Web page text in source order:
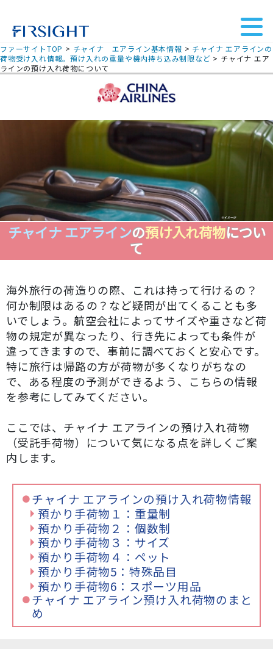
ファーサイトTOP > チャイナ エアライン基本情報 > チャイナ エアラインの
荷物受け入れ情報。預け入れの重量や機内持ち込み制限など > チャイナ エア
ラインの預け入れ荷物について
チャイナ エアラインの預け入れ荷物につい
て
海外旅行の荷造りの際、これは持って行けるの？
何か制限はあるの？など疑問が出てくることも多
いでしょう。航空会社によってサイズや重さなど荷
物の規定が異なったり、行き先によっても条件が
違ってきますので、事前に調べておくと安心です。
特に旅行は帰路の方が荷物が多くなりがちなの
で、ある程度の予測ができるよう、こちらの情報
を参考にしてみてください。
ここでは、チャイナ エアラインの預け入れ荷物
（受託手荷物）について気になる点を詳しくご案
内します。
チャイナ エアラインの預け入れ荷物情報
預かり手荷物１：重量制
預かり手荷物２：個数制
預かり手荷物３：サイズ
預かり手荷物４：ペット
預かり手荷物5：特殊品目
預かり手荷物6：スポーツ用品
チャイナ エアライン預け入れ荷物のまと
め